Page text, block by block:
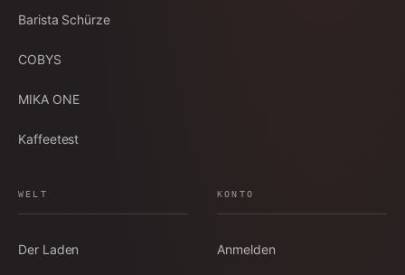
Barista Schürze
COBYS
MIKA ONE
Kaffeetest
WELT
Der Laden
KONTO
Anmelden